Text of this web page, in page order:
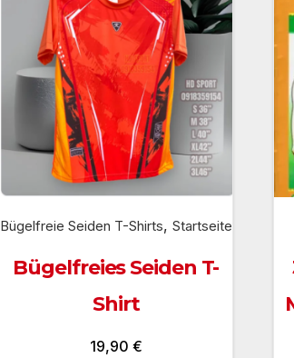
Bügelfreie Seiden T-Shirts, Startseite
Bügelfreies Seiden T-
Shirt
19,90 €